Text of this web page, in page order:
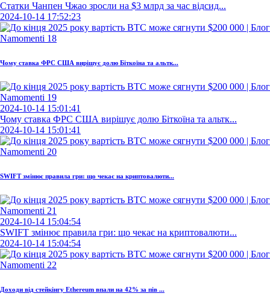
Статки Чанпен Чжао зросли на $3 млрд за час відсид...
2024-10-14 17:52:23
Чому ставка ФРС США вирішує долю Біткоїна та альтк...
2024-10-14 15:01:41
Чому ставка ФРС США вирішує долю Біткоїна та альтк...
2024-10-14 15:01:41
SWIFT змінює правила гри: що чекає на криптовалюти...
2024-10-14 15:04:54
SWIFT змінює правила гри: що чекає на криптовалюти...
2024-10-14 15:04:54
Доходи від стейкінгу Ethereum впали на 42% за пів ...